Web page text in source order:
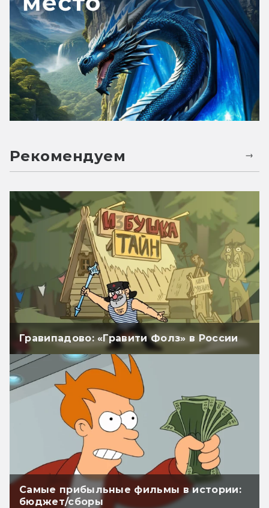
Рекомендуем
Гравипадово: «Гравити Фолз» в России
Самые прибыльные фильмы в истории:
бюджет/сборы